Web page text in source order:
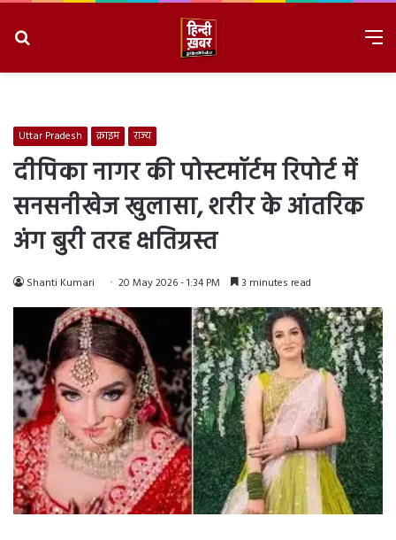
Uttar Pradesh क्राइम राज्य
दीपिका नागर की पोस्टमॉर्टम रिपोर्ट में
सनसनीखेज खुलासा, शरीर के आंतरिक
अंग बुरी तरह क्षतिग्रस्त
Shanti Kumari 20 May 2026 - 1:34 PM 3 minutes read